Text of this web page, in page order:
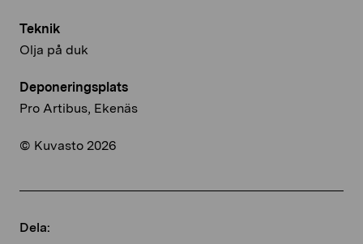
Teknik
Olja på duk
Deponeringsplats
Pro Artibus, Ekenäs
© Kuvasto 2026
Dela: